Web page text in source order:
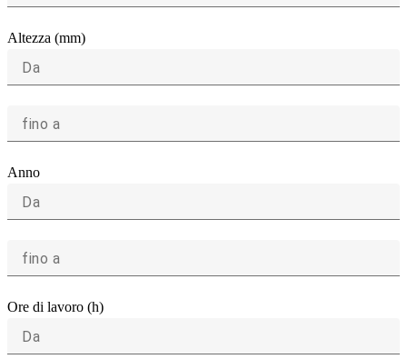
Altezza (mm)
Da
fino a
Anno
Da
fino a
Ore di lavoro (h)
Da